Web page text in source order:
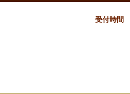
受付時間